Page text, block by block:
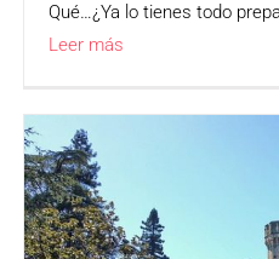
Qué…¿Ya lo tienes todo
Leer más